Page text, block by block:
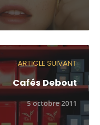
ARTICLE SUIVANT
Cafés Debout
5 octobre 2011